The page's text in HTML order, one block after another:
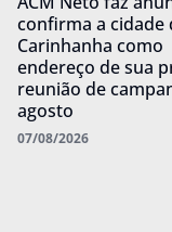
confirma a cidade
Carinhanha como
endereço de sua
reunião de
agosto
07/08/2026